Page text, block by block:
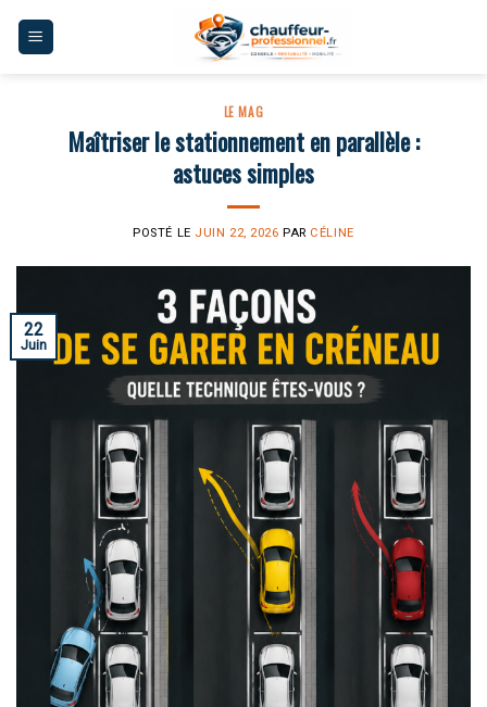
LE MAG
Maîtriser le stationnement en parallèle :
astuces simples
POSTÉ LE JUIN 22, 2026 PAR CÉLINE
22
Juin